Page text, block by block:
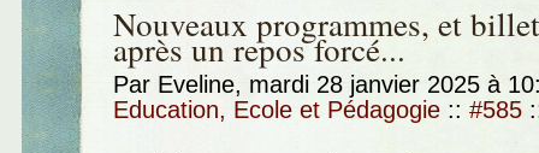
Nouveaux programmes, et
après un repos forcé...
Par Eveline, mardi 28 janvier 2025 à
Education, Ecole et Pédagogie :: #585